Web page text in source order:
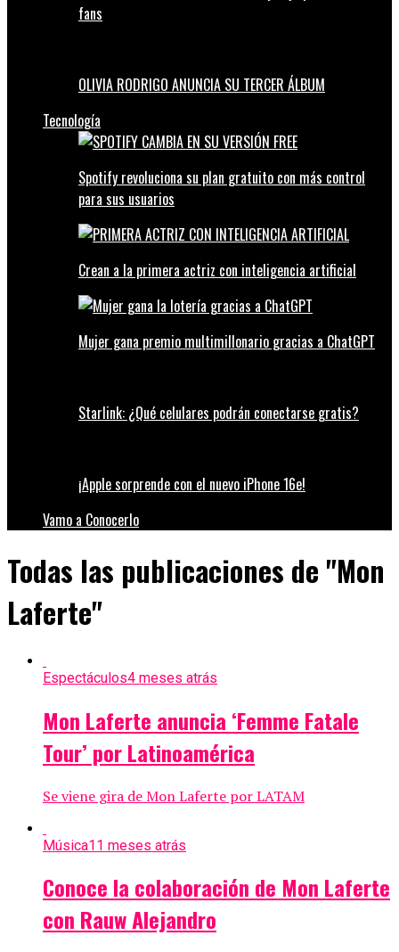
fans
OLIVIA RODRIGO ANUNCIA SU TERCER ÁLBUM
Tecnología
Spotify revoluciona su plan gratuito con más control
para sus usuarios
Crean a la primera actriz con inteligencia artificial
Mujer gana premio multimillonario gracias a ChatGPT
Starlink: ¿Qué celulares podrán conectarse gratis?
¡Apple sorprende con el nuevo iPhone 16e!
Vamo a Conocerlo
Todas las publicaciones de "Mon
Laferte"
Espectáculos4 meses atrás
Mon Laferte anuncia ‘Femme Fatale
Tour’ por Latinoamérica
Se viene gira de Mon Laferte por LATAM
Música11 meses atrás
Conoce la colaboración de Mon Laferte
con Rauw Alejandro